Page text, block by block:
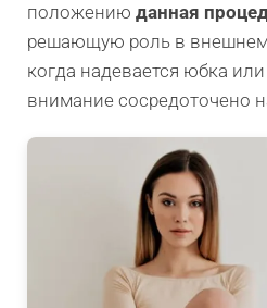
положению данная
решающую роль в
когда надевается юбка
внимание сосредоточено